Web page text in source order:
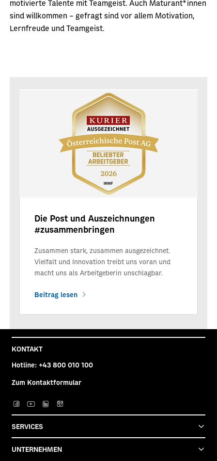
motivierte Talente mit Teamgeist. Auch Maturant*innen
sind willkommen – gefragt sind vor allem Motivation,
Lernfreude und Teamgeist.
Die Post und Auszeichnungen
#zusammenbringen
Zusammen stark, zusammen ausgezeichnet.
Vielfalt und Innovation treibt uns voran und
macht uns als Arbeitgeberin unschlagbar.
Beitrag lesen
KONTAKT
Hotline: +43 800 010 100
Zum Kontaktformular
Post auf facebook
Post auf YouTube
Post auf LinkedIn
SERVICES
UNTERNEHMEN